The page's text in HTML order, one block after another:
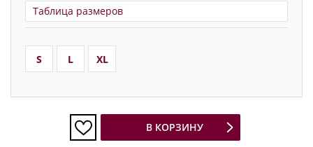
Таблица размеров
S L XL
В КОРЗИНУ